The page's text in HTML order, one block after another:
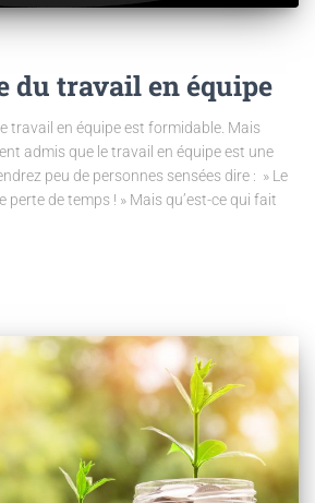
du travail en équipe
travail en équipe est formidable. Mais
admis que le travail en équipe est une
peu de personnes sensées dire : » Le
perte de temps ! » Mais qu’est-ce qui fait